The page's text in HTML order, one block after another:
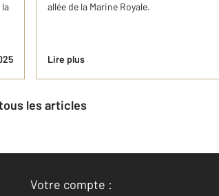
allée de la Marine Royale.
Lire plus
tous les articles
Votre compte :